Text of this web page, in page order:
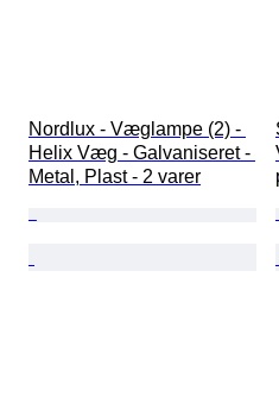
Nordlux - Væglampe (2) -
Helix Væg - Galvaniseret -
Metal, Plast - 2 varer